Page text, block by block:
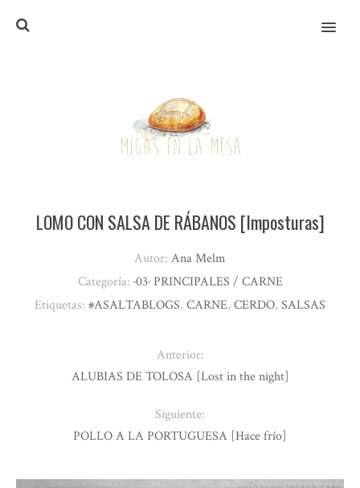
MENU
LOMO CON SALSA DE RÁBANOS [Imposturas]
Autor: Ana Melm
Categoría: ·03· PRINCIPALES / CARNE
Etiquetas: #ASALTABLOGS, CARNE, CERDO, SALSAS
Anterior:
ALUBIAS DE TOLOSA [Lost in the night]
Siguiente:
POLLO A LA PORTUGUESA [Hace frío]